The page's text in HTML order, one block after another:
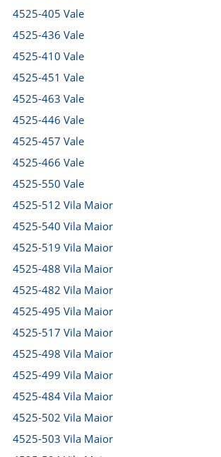
4525-405 Vale
4525-436 Vale
4525-410 Vale
4525-451 Vale
4525-463 Vale
4525-446 Vale
4525-457 Vale
4525-466 Vale
4525-550 Vale
4525-512 Vila Maior
4525-540 Vila Maior
4525-519 Vila Maior
4525-488 Vila Maior
4525-482 Vila Maior
4525-495 Vila Maior
4525-517 Vila Maior
4525-498 Vila Maior
4525-499 Vila Maior
4525-484 Vila Maior
4525-502 Vila Maior
4525-503 Vila Maior